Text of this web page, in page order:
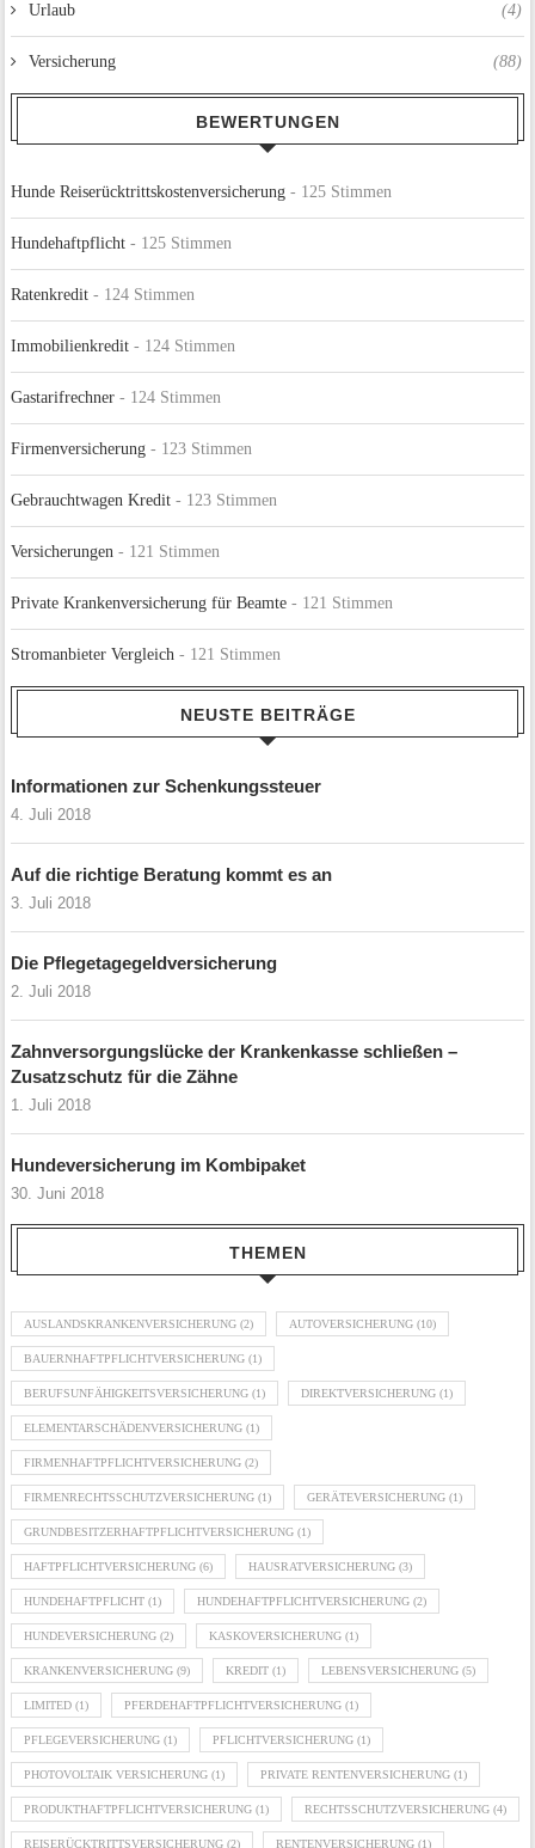
Urlaub (4)
Versicherung (88)
BEWERTUNGEN
Hunde Reiserücktrittskostenversicherung- 125 Stimmen
Hundehaftpflicht- 125 Stimmen
Ratenkredit- 124 Stimmen
Immobilienkredit- 124 Stimmen
Gastarifrechner- 124 Stimmen
Firmenversicherung- 123 Stimmen
Gebrauchtwagen Kredit- 123 Stimmen
Versicherungen- 121 Stimmen
Private Krankenversicherung für Beamte- 121 Stimmen
Stromanbieter Vergleich- 121 Stimmen
NEUSTE BEITRÄGE
Informationen zur Schenkungssteuer
4. Juli 2018
Auf die richtige Beratung kommt es an
3. Juli 2018
Die Pflegetagegeldversicherung
2. Juli 2018
Zahnversorgungslücke der Krankenkasse schließen –
Zusatzschutz für die Zähne
1. Juli 2018
Hundeversicherung im Kombipaket
30. Juni 2018
THEMEN
AUSLANDSKRANKENVERSICHERUNG(2) AUTOVERSICHERUNG(10)
BAUERNHAFTPFLICHTVERSICHERUNG(1)
BERUFSUNFÄHIGKEITSVERSICHERUNG(1) DIREKTVERSICHERUNG(1)
ELEMENTARSCHÄDENVERSICHERUNG(1)
FIRMENHAFTPFLICHTVERSICHERUNG(2)
FIRMENRECHTSSCHUTZVERSICHERUNG(1) GERÄTEVERSICHERUNG(1)
GRUNDBESITZERHAFTPFLICHTVERSICHERUNG(1)
HAFTPFLICHTVERSICHERUNG(6) HAUSRATVERSICHERUNG(3)
HUNDEHAFTPFLICHT(1) HUNDEHAFTPFLICHTVERSICHERUNG(2)
HUNDEVERSICHERUNG(2) KASKOVERSICHERUNG(1)
KRANKENVERSICHERUNG(9) KREDIT(1) LEBENSVERSICHERUNG(5)
LIMITED(1) PFERDEHAFTPFLICHTVERSICHERUNG(1)
PFLEGEVERSICHERUNG(1) PFLICHTVERSICHERUNG(1)
PHOTOVOLTAIK VERSICHERUNG(1) PRIVATE RENTENVERSICHERUNG(1)
PRODUKTHAFTPFLICHTVERSICHERUNG(1) RECHTSSCHUTZVERSICHERUNG(4)
REISERÜCKTRITTSVERSICHERUNG(2) RENTENVERSICHERUNG(1)